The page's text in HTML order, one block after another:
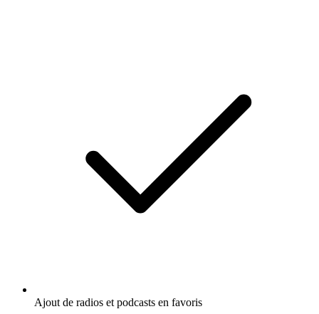
Ajout de radios et podcasts en favoris